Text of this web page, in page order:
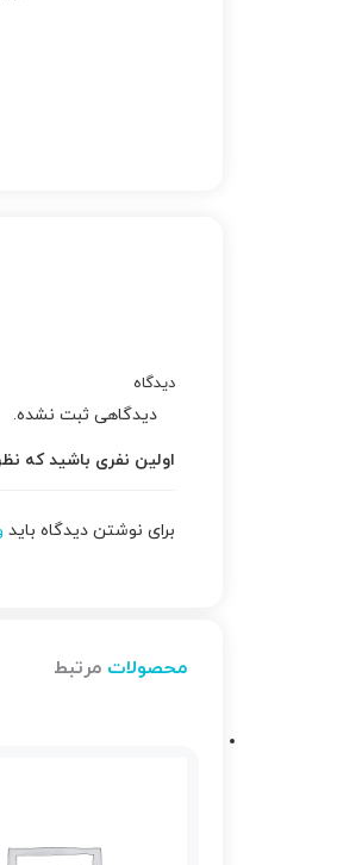
دیدگاه
دیدگاهی ثبت نشده.
اولین نفری باشید که
برای نوشتن دیدگاه باید
محصولات مرتبط